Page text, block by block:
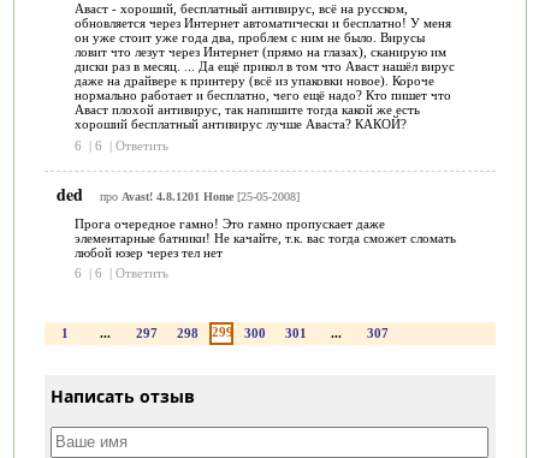
Аваст - хороший, бесплатный антивирус, всё на русском,
обновляется через Интернет автоматически и бесплатно! У меня
он уже стоит уже года два, проблем с ним не было. Вирусы
ловит что лезут через Интернет (прямо на глазах), сканирую им
диски раз в месяц. ... Да ещё прикол в том что Аваст нашёл вирус
даже на драйвере к принтеру (всё из упаковки новое). Короче
нормально работает и бесплатно, чего ещё надо? Кто пишет что
Аваст плохой антивирус, так напишите тогда какой же есть
хороший бесплатный антивирус лучше Аваста? КАКОЙ?
6
| 6 | Ответить
ded про Avast! 4.8.1201 Home[25-05-2008]
Прога очередное гамно! Это гамно пропускает даже
элементарные батники! Не качайте, т.к. вас тогда сможет сломать
любой юзер через тел нет
6
| 6 | Ответить
1 ... 297 298 299 300 301 ... 307
Написать отзыв